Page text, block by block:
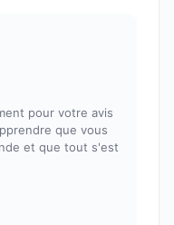
pour votre avis
que vous
et que tout s'est